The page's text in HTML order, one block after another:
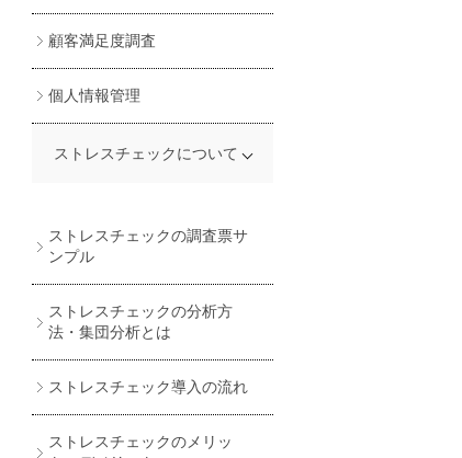
顧客満足度調査
個人情報管理
ストレスチェックについて
ストレスチェックで高スト
レス、放置のリスクと対処
法
ストレスチェックのスコア
の活用法
ストレスチェック結果の保
管
ストレスチェックを拒否さ
れた場合の対応策
ストレスチェック制度にお
けるプライバシー
ストレスチェックをやって
いない場合の問題点
ストレスチェック制度にお
いて産業医がいない場合の
対策
ストレスチェック報告書提
出までの流れを解説
ストレスチェックはメンタ
ルヘルス不調の一次予防に
有効
ストレスチェックはタガロ
グ語でも受けられる
ストレスチェックはポルト
ガル語でも受けられる
ストレスチェックの実施期
限
ストレスチェックのフィー
ドバック方法
ストレスチェック後のフォ
ロー
ストレスチェックを実施す
る時期
ストレスチェックの対象者
と休職者の扱い
50人未満の事業場の場合の
ストレスチェック
ストレスチェックにおける
高ストレス者の基準や選定
方法
【令和3年度版】ストレス
チェック助成金
ストレスチェックの義務化
ストレスチェックはベトナ
ム語にも対応
ストレスチェックは中国語
でも受けられる
ストレスチェックの外国語
版に対応するマークシート
会社
ストレスチェックの調査票サ
ンプル
ストレスチェックの分析方
法・集団分析とは
ストレスチェック導入の流れ
ストレスチェックのメリッ